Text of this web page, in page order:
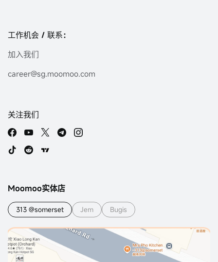
工作机会 / 联系：
加入我们
career@sg.moomoo.com
关注我们
Moomoo实体店
313 @somerset Jem Bugis